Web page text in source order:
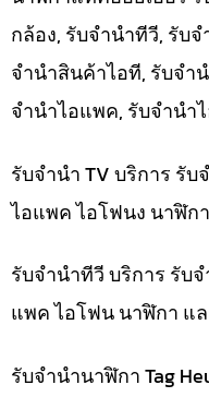
กล้อง, รับจำนำทีวี, รับ
จำนำสินค้าไอที, รับจำ
จำนำไอแพค, รับจำนำ
รับจำนำ TV บริการ รั
ไอแพค ไอโฟนง นาฬิก
รับจำนำทีวี บริการ รับ
แพค ไอโฟน นาฬิกา แ
รับจำนำนาฬิกา Tag